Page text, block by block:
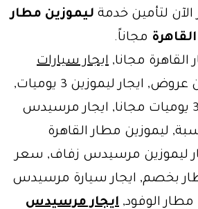
لتأمين خدمة ليموزين مطار
القاهرة مجاناً.
القاهرة مجانا, ايجار سيارات
ليموزين عروض, ايجار ليموزين 3 يوميات,
ليموزين المطار 3 يوميات مجانا, ايجار مرسيدس
ليموزين مطار القاهرة
ايجار ليموزين مرسيدس زفاف, سعر
بخصم, ايجار سيارة مرسيدس
الوفود, ايجار مرسيدس